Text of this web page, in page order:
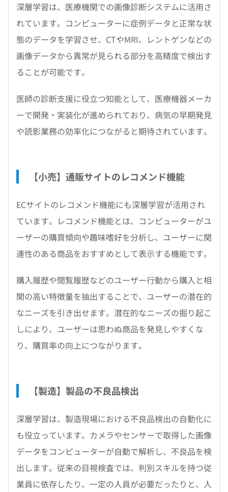
深層学習は、医療機関での画像診断システムに活用さ
れています。コンピューターに症例データと正常な状
態のデータを学習させ、CTやMRI、レントゲンなどの
画像データから異常が見られる部分を高精度で検出す
ることが可能です。
医師の診断支援に役立つ知能として、医療機器メーカ
ーで開発・実装化が進められており、病気の早期発見
や読影業務の効率化につながると期待されています。
【小売】通販サイトのレコメンド機能
ECサイトのレコメンド機能にも深層学習が活用され
ています。レコメンド機能とは、コンピューターがユ
ーザーの購買傾向や趣味嗜好を分析し、ユーザーに関
連性のある商品をおすすめとして表示する機能です。
購入履歴や閲覧履歴などのユーザー行動から購入と相
関の高い特徴量を抽出することで、ユーザーの潜在的
なニーズを引き出せます。潜在的なニーズの掘り起こ
しにより、ユーザーは思わぬ商品を発見しやすくな
り、購買率の向上につながります。
【製造】製品の不良品検出
深層学習は、製造現場における不良品検出の自動化に
も役立っています。カメラやセンサーで取得した画像
データをコンピューターが自動で解析し、不良品を検
出します。従来の目視検査では、判別スキルを持つ従
業員に依存したり、一定の人員が必要だったりと、人